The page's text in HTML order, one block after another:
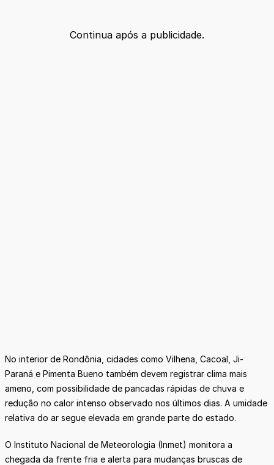
Continua após a publicidade.
No interior de Rondônia, cidades como Vilhena, Cacoal, Ji-
Paraná e Pimenta Bueno também devem registrar clima mais
ameno, com possibilidade de pancadas rápidas de chuva e
redução no calor intenso observado nos últimos dias. A umidade
relativa do ar segue elevada em grande parte do estado.
O Instituto Nacional de Meteorologia (Inmet) monitora a
chegada da frente fria e alerta para mudanças bruscas de